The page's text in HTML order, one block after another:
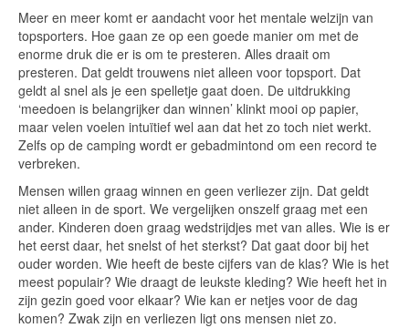
Meer en meer komt er aandacht voor het mentale welzijn van
topsporters. Hoe gaan ze op een goede manier om met de
enorme druk die er is om te presteren. Alles draait om
presteren. Dat geldt trouwens niet alleen voor topsport. Dat
geldt al snel als je een spelletje gaat doen. De uitdrukking
‘meedoen is belangrijker dan winnen’ klinkt mooi op papier,
maar velen voelen intuïtief wel aan dat het zo toch niet werkt.
Zelfs op de camping wordt er gebadmintond om een record te
verbreken.
Mensen willen graag winnen en geen verliezer zijn. Dat geldt
niet alleen in de sport. We vergelijken onszelf graag met een
ander. Kinderen doen graag wedstrijdjes met van alles. Wie is er
het eerst daar, het snelst of het sterkst? Dat gaat door bij het
ouder worden. Wie heeft de beste cijfers van de klas? Wie is het
meest populair? Wie draagt de leukste kleding? Wie heeft het in
zijn gezin goed voor elkaar? Wie kan er netjes voor de dag
komen? Zwak zijn en verliezen ligt ons mensen niet zo.